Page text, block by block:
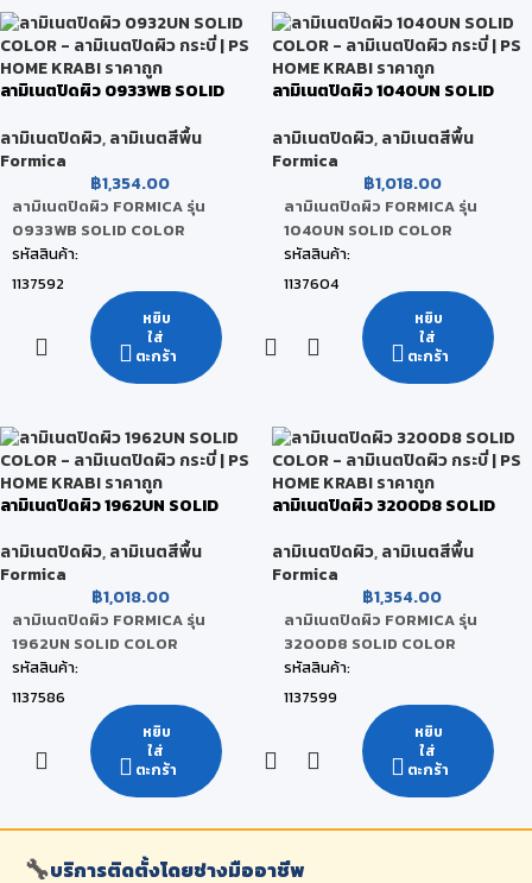
ขนาดสินค้า:
122 x 244 x 0.08 CM
หน่วยนับ:
สถานะสินค้า:
สินค้าพร้อมส่ง (จัดส่งภายใน 2-5 วัน)
ขนาดสินค้า:
122 x 244 x 0.08 CM
หน่วยนับ:
สถานะสินค้า:
สินค้าพร้อมส่ง (จัดส่งภายใน 2-5 วัน)
ลามิเนตปิดผิว 0933WB SOLID
ลามิเนตปิดผิว,ลามิเนตสีพื้น
Formica
฿1,354.00
ลามิเนตปิดผิว FORMICA รุ่น
0933WB SOLID COLOR
รหัสสินค้า:
1137592
FORMICA
ขนาดสินค้า:
122 x 244 x 0.08 CM
หน่วยนับ:
สถานะสินค้า:
สินค้าพร้อมส่ง (จัดส่งภายใน 2-5 วัน)
หยิบ
ใส่
ตะกร้า
ลามิเนตปิดผิว 1040UN SOLID
ลามิเนตปิดผิว,ลามิเนตสีพื้น
Formica
฿1,018.00
ลามิเนตปิดผิว FORMICA รุ่น
1040UN SOLID COLOR
รหัสสินค้า:
1137604
FORMICA
ขนาดสินค้า:
122 x 244 x 0.08 CM
หน่วยนับ:
สถานะสินค้า:
สินค้าพร้อมส่ง (จัดส่งภายใน 2-5 วัน)
หยิบ
ใส่
ตะกร้า
ลามิเนตปิดผิว 1962UN SOLID
ลามิเนตปิดผิว,ลามิเนตสีพื้น
Formica
฿1,018.00
ลามิเนตปิดผิว FORMICA รุ่น
1962UN SOLID COLOR
รหัสสินค้า:
1137586
FORMICA
122 x 244 x 0.08 CM
หยิบ
ใส่
ตะกร้า
ลามิเนตปิดผิว 3200D8 SOLID
ลามิเนตปิดผิว,ลามิเนตสีพื้น
Formica
฿1,354.00
ลามิเนตปิดผิว FORMICA รุ่น
3200D8 SOLID COLOR
รหัสสินค้า:
1137599
FORMICA
122 x 244 x 0.08 CM
หยิบ
ใส่
ตะกร้า
🔧บริการติดตั้งโดยช่างมืออาชีพ